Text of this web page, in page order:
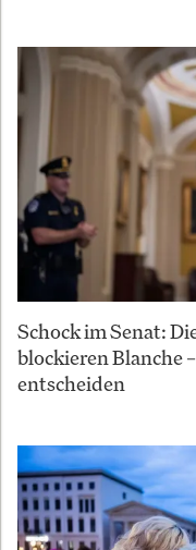
Schock im Senat:
blockieren Blanche
entscheiden